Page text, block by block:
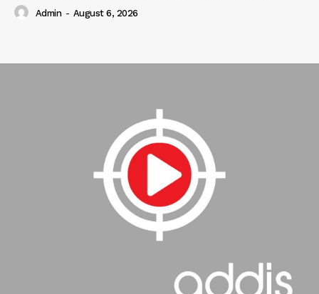
Admin - August 6, 2026